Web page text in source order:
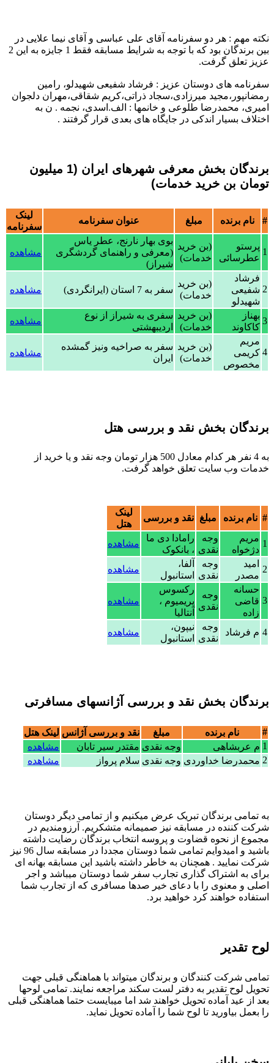
نکته مهم : هر دو سفرنامه آقای علی عباسی و آقای نیما علایی در
بین برندگان بود که با توجه به شرایط مسابقه فقط 1 جایزه به این 2
عزیز تعلق گرفت.
سفرنامه های دوستان عزیز : فرشاد شفیعی شهیدلو، رامین
رمضانپور،مجید میرزادی،سجاد ذراتی،کریم شقاقی،مهران دلجوان
امیری، محمدرضا طلوعی و خانمها : الف.اسدی، نجمه . ن به
اختلاف بسیار اندکی در جایگاه های بعدی قرار گرفتند .
برندگان بخش معرفی شهرهای ایران (1 میلیون
تومان بن خرید خدمات)
# نام برنده مبلغ عنوان سفرنامه
لینک
سفرنامه
1
پرستو
عطرسائی
(بن خرید
خدمات)
بوی بهار نارنج، عطر یاس
(معرفی و راهنمای گردشگری
شیراز)
مشاهده
2
فرشاد
شفیعی
شهیدلو
(بن خرید
خدمات)
سفر به 7 استان (ایرانگردی) مشاهده
3
بهناز
کاکاوند
(بن خرید
خدمات)
سفری به شیراز از نوع
اردیبهشتی
مشاهده
4
مریم
کریمی
مخصوص
(بن خرید
خدمات)
سفر به صراخیه ونیز گمشده
ایران
مشاهده
برندگان بخش نقد و بررسی هتل
به 4 نفر هر کدام معادل 500 هزار تومان وجه نقد و یا خرید از
خدمات وب سایت تعلق خواهد گرفت.
# نام برنده مبلغ نقد و بررسی
لینک
هتل
1
مریم
دژخواه
وجه
نقدی
رامادا دی ما
، بانکوک
مشاهده
2
امید
مصدر
وجه
نقدی
آلفا،
استانبول
مشاهده
3
حسانه
قاضی
زاده
وجه
نقدی
رکسوس
پریمیوم ،
آنتالیا
مشاهده
4 م فرشاد
وجه
نقدی
نیپون،
استانبول
مشاهده
برندگان بخش نقد و بررسی آژانسهای مسافرتی
# نام برنده مبلغ نقد و بررسی آژانس لینک هتل
1 م عربشاهی وجه نقدی مقتدر سیر تابان
مشاهده
2 محمدرضا خداوردی وجه نقدی سلام پرواز مشاهده
به تمامی برندگان تبریک عرض میکنیم و از تمامی دیگر دوستان
شرکت کننده در مسابقه نیز صمیمانه متشکریم. آرزومندیم در
مجموع از نحوه قضاوت و پروسه انتخاب برندگان رضایت داشته
باشید و امیدوایم تمامی شما دوستان مجددا در مسابقه سال 96 نیز
شرکت نمایید . همچنان به خاطر داشته باشید این مسابقه بهانه ای
برای به اشتراک گذاری تجارب سفر شما دوستان میباشد و اجر
اصلی و معنوی را با دعای خیر صدها مسافری که از تجارب شما
استفاده خواهند کرد خواهید برد.
لوح تقدیر
تمامی شرکت کنندگان و برندگان میتواند با هماهنگی قبلی جهت
تحویل لوح تقدیر به دفتر لست سکند مراجعه نمایند. تمامی لوحها
بعد از عید آماده تحویل خواهند شد اما میبایست حتما هماهنگی قبلی
را بعمل بیاورید تا لوح شما را آماده تحویل نماید.